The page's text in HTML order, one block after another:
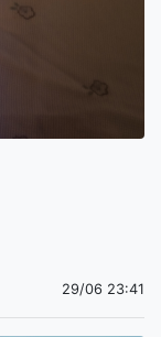
29/06 23:41